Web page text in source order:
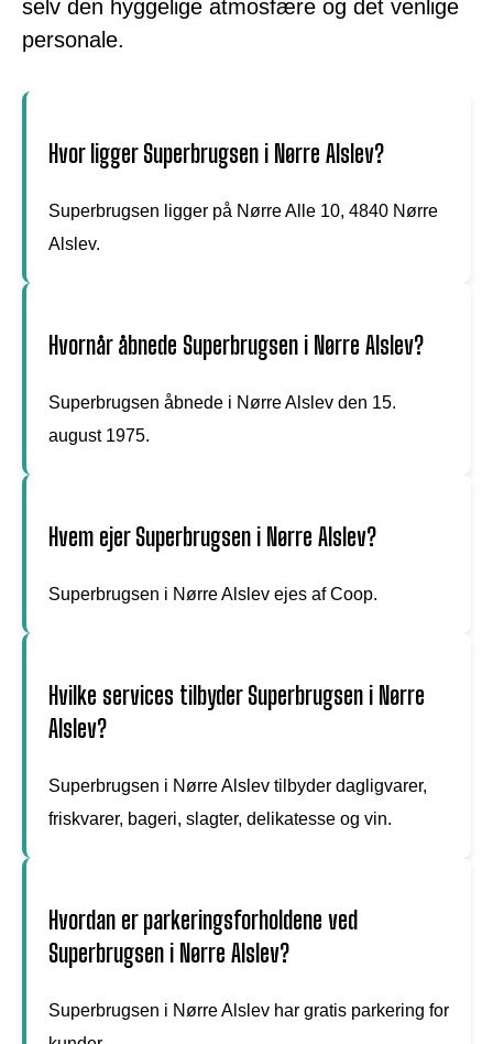
selv den hyggelige atmosfære og det venlige
personale.
Hvor ligger Superbrugsen i Nørre Alslev?
Superbrugsen ligger på Nørre Alle 10, 4840 Nørre
Alslev.
Hvornår åbnede Superbrugsen i Nørre Alslev?
Superbrugsen åbnede i Nørre Alslev den 15.
august 1975.
Hvem ejer Superbrugsen i Nørre Alslev?
Superbrugsen i Nørre Alslev ejes af Coop.
Hvilke services tilbyder Superbrugsen i Nørre
Alslev?
Superbrugsen i Nørre Alslev tilbyder dagligvarer,
friskvarer, bageri, slagter, delikatesse og vin.
Hvordan er parkeringsforholdene ved
Superbrugsen i Nørre Alslev?
Superbrugsen i Nørre Alslev har gratis parkering for